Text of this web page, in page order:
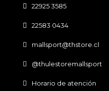
22925 3585
22583 0434
mallsport@thstore.cl
@thulestoremallsport
Horario de atención